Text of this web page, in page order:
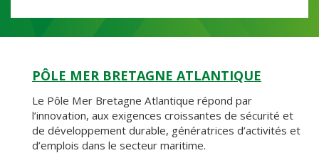
PÔLE MER BRETAGNE ATLANTIQUE
Le Pôle Mer Bretagne Atlantique répond par
l’innovation, aux exigences croissantes de sécurité et
de développement durable, génératrices d’activités et
d’emplois dans le secteur maritime.